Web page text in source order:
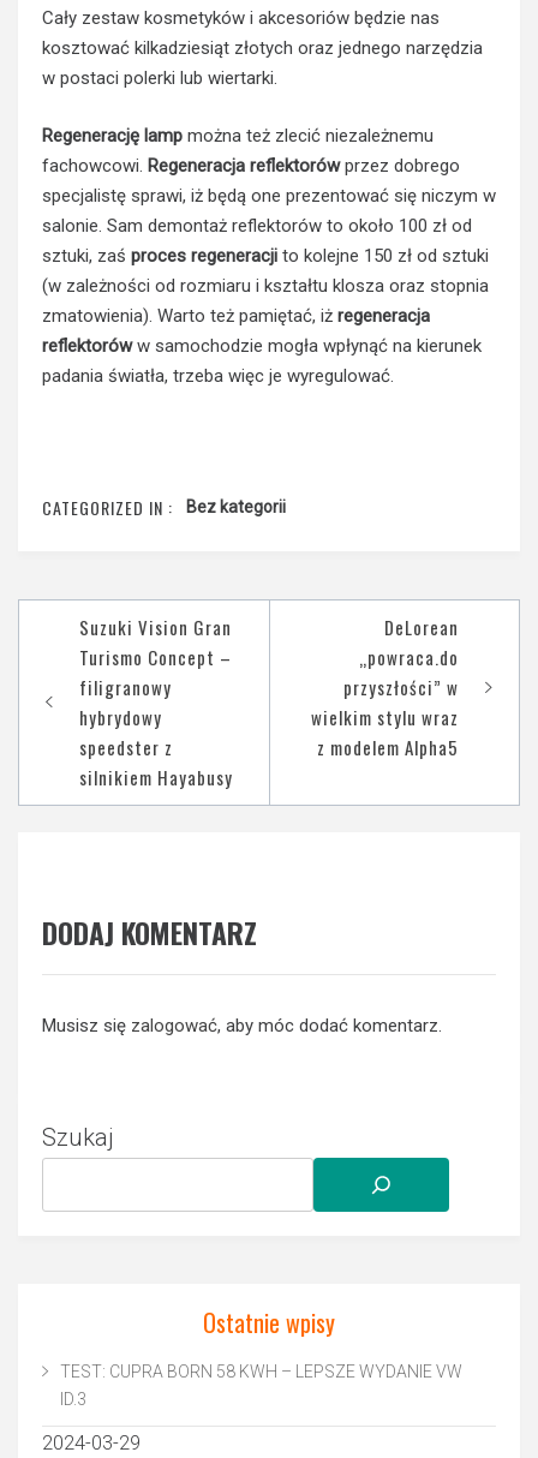
Cały zestaw kosmetyków i akcesoriów będzie nas
kosztować kilkadziesiąt złotych oraz jednego narzędzia
w postaci polerki lub wiertarki.
Regenerację lamp można też zlecić niezależnemu
fachowcowi. Regeneracja reflektorówprzez dobrego
specjalistę sprawi, iż będą one prezentować się niczym w
salonie. Sam demontaż reflektorów to około 100 zł od
sztuki, zaś proces regeneracji to kolejne 150 zł od sztuki
(w zależności od rozmiaru i kształtu klosza oraz stopnia
zmatowienia). Warto też pamiętać, iż regeneracja
reflektoróww samochodzie mogła wpłynąć na kierunek
padania światła, trzeba więc je wyregulować.
CATEGORIZED IN : Bez kategorii
Nawigacja
wpisu
Suzuki Vision Gran
Turismo Concept –
filigranowy
hybrydowy
speedster z
silnikiem Hayabusy
DeLorean
„powraca.do
przyszłości” w
wielkim stylu wraz
z modelem Alpha5
DODAJ KOMENTARZ
Musisz się zalogować, aby móc dodać komentarz.
Szukaj
Ostatnie wpisy
TEST: CUPRA BORN 58 KWH – LEPSZE WYDANIE VW
ID.3
2024-03-29